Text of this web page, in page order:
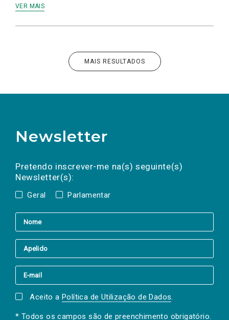
VER MAIS
MAIS RESULTADOS
Newsletter
Pretendo inscrever-me na(s) seguinte(s)
Newsletter(s):
Geral Parlamentar
a(s) newsletter(s).
mail
Aceito a Política de Utilização de Dados.
* Todos os campos são de preenchimento obrigatório.